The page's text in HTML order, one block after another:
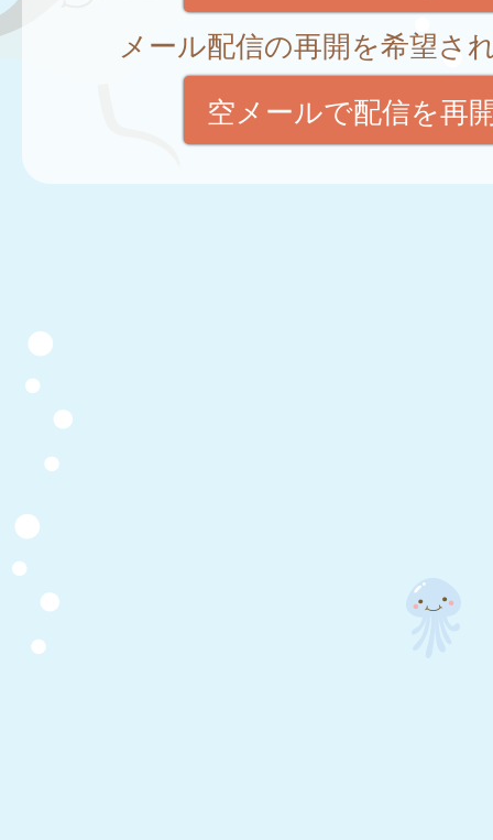
メール配信の再開を希望さ
空メールで配信を再